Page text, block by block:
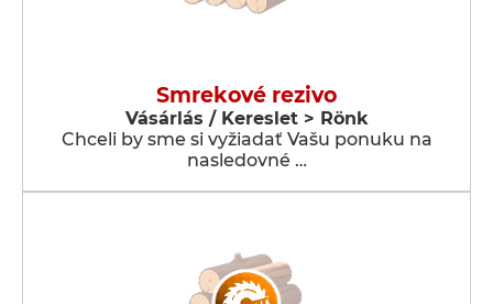
Smrekové rezivo
Vásárlás / Kereslet > Rönk
Chceli by sme si vyžiadať Vašu ponuku na
nasledovné …